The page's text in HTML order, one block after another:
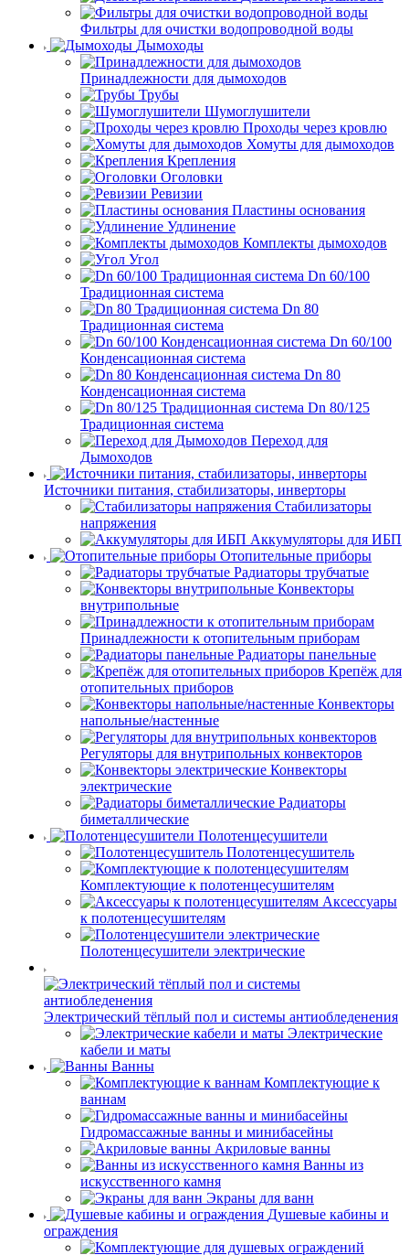
Фильтры для очистки водопроводной воды
Дымоходы
Принадлежности для дымоходов
Трубы
Шумоглушители
Проходы через кровлю
Хомуты для дымоходов
Крепления
Оголовки
Ревизии
Пластины основания
Удлинение
Комплекты дымоходов
Угол
Dn 60/100
Традиционная система
Dn 80
Традиционная система
Dn 60/100
Конденсационная система
Dn 80
Конденсационная система
Dn 80/125
Традиционная система
Переход для
Дымоходов
Источники питания, стабилизаторы, инверторы
Стабилизаторы
напряжения
Аккумуляторы для ИБП
Отопительные приборы
Радиаторы трубчатые
Конвекторы
внутрипольные
Принадлежности к отопительным приборам
Радиаторы панельные
Крепёж для
отопительных приборов
Конвекторы
напольные/настенные
Регуляторы для внутрипольных конвекторов
Конвекторы
электрические
Радиаторы
биметаллические
Полотенцесушители
Полотенцесушитель
Комплектующие к полотенцесушителям
Аксессуары
к полотенцесушителям
Полотенцесушители электрические
Электрический тёплый пол и системы антиобледенения
Электрические
кабели и маты
Ванны
Комплектующие к
ваннам
Гидромассажные ванны и минибасейны
Акриловые ванны
Ванны из
искусственного камня
Экраны для ванн
Душевые кабины и
ограждения